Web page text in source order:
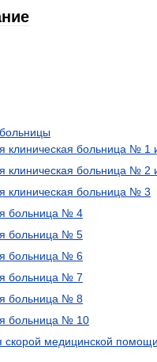
больницы
клиническая больница № 1
клиническая больница № 2
клиническая больница № 3
больница № 4
больница № 5
больница № 6
больница № 7
больница № 8
больница № 10
скорой медицинской